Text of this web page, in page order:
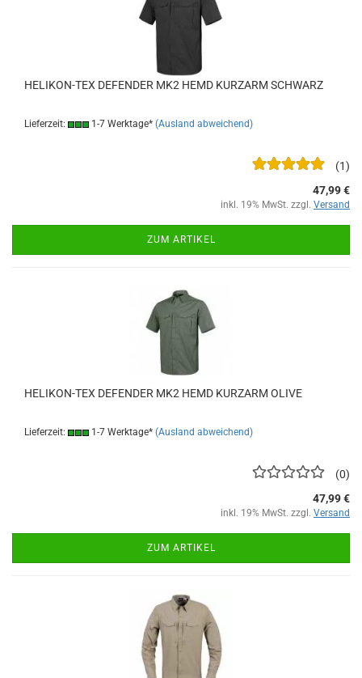
HELIKON-TEX DEFENDER MK2 HEMD KURZARM SCHWARZ
Lieferzeit: 1-7 Werktage* (Ausland abweichend)
1
47,99 €
inkl. 19% MwSt. zzgl. Versand
ZUM ARTIKEL
HELIKON-TEX DEFENDER MK2 HEMD KURZARM OLIVE
Lieferzeit: 1-7 Werktage* (Ausland abweichend)
0
47,99 €
inkl. 19% MwSt. zzgl. Versand
ZUM ARTIKEL